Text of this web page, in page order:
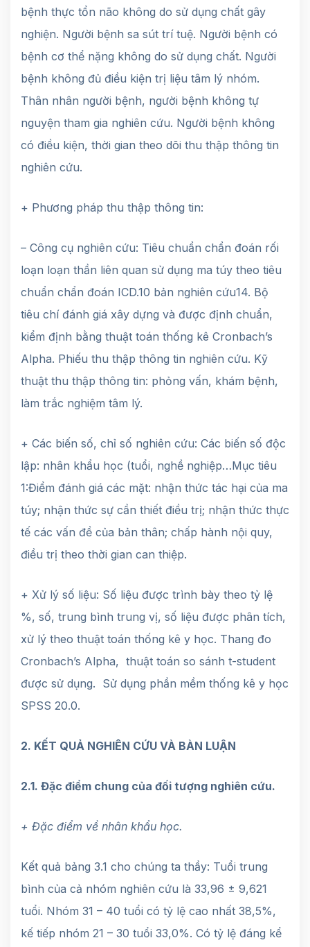
bệnh thực tổn não không do sử dụng chất gây
nghiện. Người bệnh sa sút trí tuệ. Người bệnh có
bệnh cơ thể nặng không do sử dụng chất. Người
bệnh không đủ điều kiện trị liệu tâm lý nhóm.
Thân nhân người bệnh, người bệnh không tự
nguyện tham gia nghiên cứu. Người bệnh không
có điều kiện, thời gian theo dõi thu thập thông tin
nghiên cứu.
+ Phương pháp thu thập thông tin:
– Công cụ nghiên cứu: Tiêu chuẩn chẩn đoán rối
loạn loạn thần liên quan sử dụng ma túy theo tiêu
chuẩn chẩn đoán ICD.10 bản nghiên cứu14. Bộ
tiêu chí đánh giá xây dựng và được định chuẩn,
kiểm định bằng thuật toán thống kê Cronbach’s
Alpha. Phiếu thu thập thông tin nghiên cứu. Kỹ
thuật thu thập thông tin: phỏng vấn, khám bệnh,
làm trắc nghiệm tâm lý.
+ Các biến số, chỉ số nghiên cứu: Các biến số độc
lập: nhân khẩu học (tuổi, nghề nghiệp…Mục tiêu
1:Điểm đánh giá các mặt: nhận thức tác hại của ma
túy; nhận thức sự cần thiết điều trị; nhận thức thực
tế các vấn đề của bản thân; chấp hành nội quy,
điều trị theo thời gian can thiệp.
+ Xử lý số liệu: Số liệu được trình bày theo tỷ lệ
%, số, trung bình trung vị, số liệu được phân tích,
xử lý theo thuật toán thống kê y học. Thang đo
Cronbach’s Alpha, thuật toán so sánh t-student
được sử dụng. Sử dụng phần mềm thống kê y học
SPSS 20.0.
2. KẾT QUẢ NGHIÊN CỨU VÀ BÀN LUẬN
2.1. Đặc điểm chung của đối tượng nghiên cứu.
+ Đặc điểm về nhân khẩu học.
Kết quả bảng 3.1 cho chúng ta thầy: Tuổi trung
bình của cả nhóm nghiên cứu là 33,96 ± 9,621
tuổi. Nhóm 31 – 40 tuổi có tỷ lệ cao nhất 38,5%,
kế tiếp nhóm 21 – 30 tuổi 33,0%. Có tỷ lệ đáng kể